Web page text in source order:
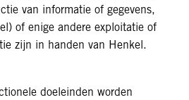
van informatie of gegevens,
of enige andere exploitatie of
zijn in handen van Henkel.
doeleinden worden